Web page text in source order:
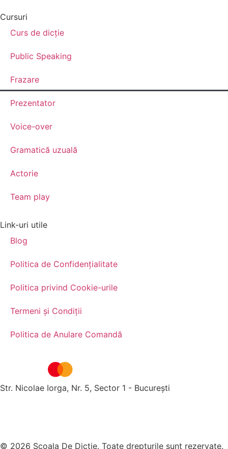
Cursuri
Curs de dicție
Public Speaking
Frazare
Prezentator
Voice-over
Gramatică uzuală
Actorie
Team play
Link-uri utile
Blog
Politica de Confidențialitate
Politica privind Cookie-urile
Termeni și Condiții
Politica de Anulare Comandă
Str. Nicolae Iorga, Nr. 5, Sector 1 - București
© 2026 Școala De Dicție. Toate drepturile sunt rezervate.